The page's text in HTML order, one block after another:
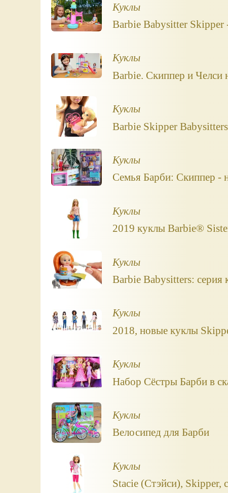
Куклы
Barbie Babysitter Skipper
Куклы
Barbie. Скиппер и Челси
Куклы
Barbie Skipper
Куклы
Семья Барби: Скиппер -
Куклы
2019 куклы Barbie®
Куклы
Barbie Babysitters: серия
Куклы
2018, новые куклы
Куклы
Набор Сёстры Барби в
Куклы
Велосипед для Барби
Куклы
Stacie (Стэйси), Skipper,